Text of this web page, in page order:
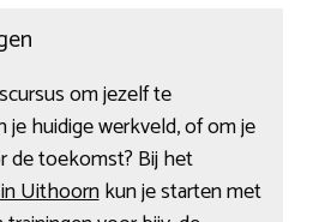
om jezelf te
huidige werkveld, of om je
de toekomst? Bij het
Uithoornkun je starten met